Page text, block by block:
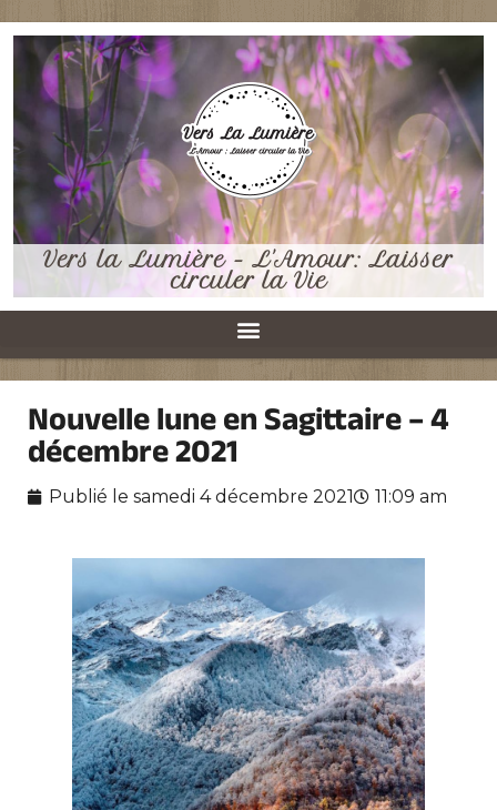
Vers la Lumière - L'Amour: Laisser
circuler la Vie
Nouvelle lune en Sagittaire – 4
décembre 2021
Publié le samedi 4 décembre 2021 11:09 am